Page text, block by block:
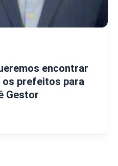
encontrar
os prefeitos para
Gestor